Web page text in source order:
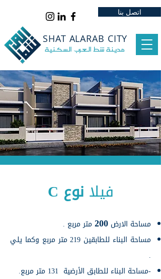
اتصل بنا
SHAT ALARAB CITY
مدينة شط العرب السكنية
فيلا نوع C
مساحة الارض 200متر مربع .
مساحة البناء للطابقين 219 متر مربع وكما يلي
.
-مساحة البناء للطابق الأرضية 131 متر مربع.